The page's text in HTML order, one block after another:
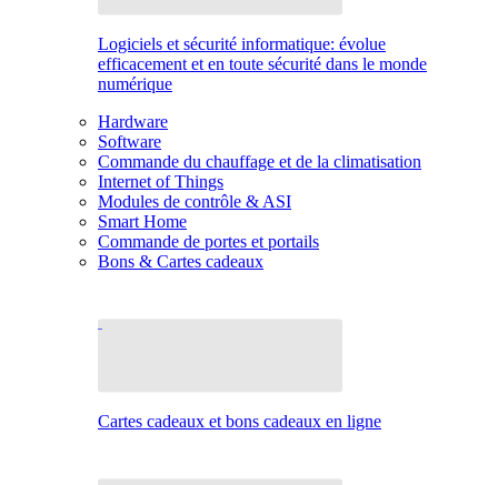
Logiciels et sécurité informatique: évolue
efficacement et en toute sécurité dans le monde
numérique
Hardware
Software
Commande du chauffage et de la climatisation
Internet of Things
Modules de contrôle & ASI
Smart Home
Commande de portes et portails
Bons & Cartes cadeaux
Cartes cadeaux et bons cadeaux en ligne